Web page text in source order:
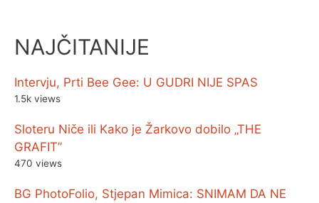
NAJČITANIJE
Intervju, Prti Bee Gee: U GUDRI NIJE SPAS
1.5k views
Sloteru Niče ili Kako je Žarkovo dobilo „THE
GRAFIT”
470 views
BG PhotoFolio, Stjepan Mimica: SNIMAM DA NE